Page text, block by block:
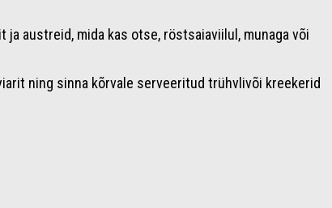
ja austreid, mida kas otse, röstsaiaviilul, munaga või
ning sinna kõrvale serveeritud trühvlivõi kreekerid